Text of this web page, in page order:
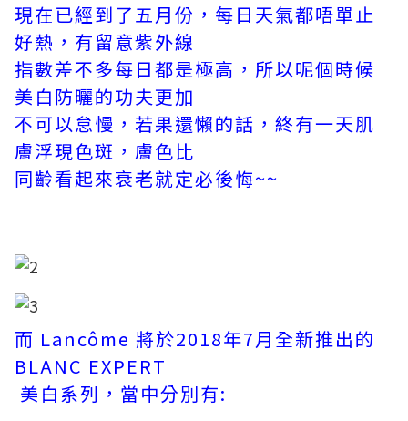
現在已經到了五月份，每日天氣都唔單止
好熱，有留意紫外線
指數差不多每日都是極高，所以呢個時候
美白防曬的功夫更加
不可以怠慢，若果還懶的話，終有一天肌
膚浮現色斑，膚色比
同齡看起來衰老就定必後悔~~
而 Lancôme 將於2018年7月全新推出的
BLANC EXPERT
美白系列，當中分別有: